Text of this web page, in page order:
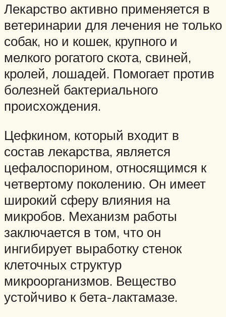
Лекарство активно применяется в
ветеринарии для лечения не только
собак, но и кошек, крупного и
мелкого рогатого скота, свиней,
кролей, лошадей. Помогает против
болезней бактериального
происхождения.
Цефкином, который входит в
состав лекарства, является
цефалоспорином, относящимся к
четвертому поколению. Он имеет
широкий сферу влияния на
микробов. Механизм работы
заключается в том, что он
ингибирует выработку стенок
клеточных структур
микроорганизмов. Вещество
устойчиво к бета-лактамазе.